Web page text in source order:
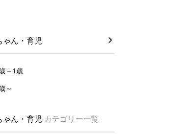
ゃん・育児
～1歳
～
ゃん・育児 カテゴリー一覧